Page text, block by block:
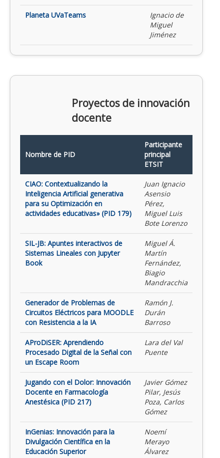
Planeta UVaTeams
Ignacio de
Miguel
Jiménez
Proyectos de innovación
docente
Nombre de PID
Participante
principal
ETSIT
CIAO: Contextualizando la
Inteligencia Artificial generativa
para su Optimización en
actividades educativas» (PID 179)
Juan Ignacio
Asensio
Pérez,
Miguel Luis
Bote Lorenzo
SIL-JB: Apuntes interactivos de
Sistemas Lineales con Jupyter
Book
Miguel Á.
Martín
Fernández,
Biagio
Mandracchia
Generador de Problemas de
Circuitos Eléctricos para MOODLE
con Resistencia a la IA
Ramón J.
Durán
Barroso
AProDiSER: Aprendiendo
Procesado Digital de la Señal con
un Escape Room
Lara del Val
Puente
Jugando con el Dolor: Innovación
Docente en Farmacología
Anestésica (PID 217)
Javier Gómez
Pilar, Jesús
Poza, Carlos
Gómez
InGenias: Innovación para la
Divulgación Científica en la
Educación Superior
Noemí
Merayo
Álvarez